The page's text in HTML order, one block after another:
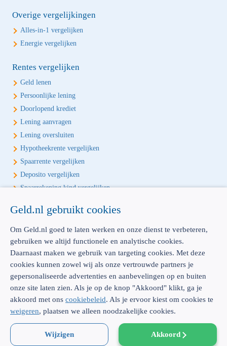
Overige vergelijkingen
Alles-in-1 vergelijken
Energie vergelijken
Rentes vergelijken
Geld lenen
Persoonlijke lening
Doorlopend krediet
Lening aanvragen
Lening oversluiten
Hypotheekrente vergelijken
Spaarrente vergelijken
Deposito vergelijken
Spaarrekening kind vergelijken
Écht onafhankelijk vergelijken
Geld.nl is de écht onafhankelijke vergelijker voor je verzekeringen en
bankproducten. Vergelijk, kies het beste product voor jou en betaal
geen euro te veel!
AFM: 12039914 300.014480
Emmasingel 23 | 5611 AZ Eindhoven | Dienstverlening & disclaimer| Privacy|
Cookies| Sitemap|
WFT-vergunning: 12039914 |
© Geld.nl 2026
Geld.nl gebruikt cookies
Om Geld.nl goed te laten werken en onze dienst te verbeteren,
gebruiken we altijd functionele en analytische cookies.
Daarnaast maken we gebruik van targeting cookies. Met deze
cookies kunnen zowel wij als onze vertrouwde partners je
gepersonaliseerde advertenties en aanbevelingen op en buiten
onze site laten zien. Als je op de knop "Akkoord" klikt, ga je
akkoord met ons cookiebeleid. Als je ervoor kiest om cookies te
weigeren, plaatsen we alleen noodzakelijke cookies.
Wijzigen Akkoord